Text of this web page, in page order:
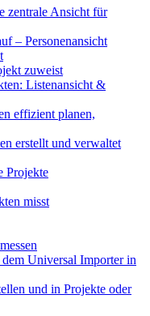
zentrale Ansicht für
– Personenansicht
zuweist
Listenansicht &
effizient planen,
erstellt und verwaltet
Projekte
misst
Universal Importer in
und in Projekte oder